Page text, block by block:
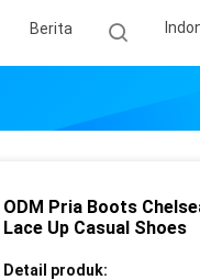
Berita
ODM Pria Boots
Lace Up Casual Shoes
Detail produk: